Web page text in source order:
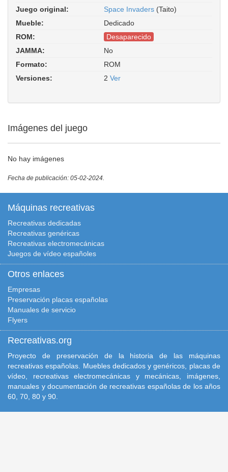
Juego original:
Space Invaders (Taito)
Mueble:
Dedicado
ROM:
Desaparecido
JAMMA:
No
Formato:
ROM
Versiones:
2 Ver
Imágenes del juego
No hay imágenes
Fecha de publicación: 05-02-2024.
Máquinas recreativas
Recreativas dedicadas
Recreativas genéricas
Recreativas electromecánicas
Juegos de vídeo españoles
Otros enlaces
Empresas
Preservación placas españolas
Manuales de servicio
Flyers
Recreativas.org
Proyecto de preservación de la historia de las máquinas
recreativas españolas. Muebles dedicados y genéricos, placas de
vídeo, recreativas electromecánicas y mecánicas, imágenes,
manuales y documentación de recreativas españolas de los años
60, 70, 80 y 90.